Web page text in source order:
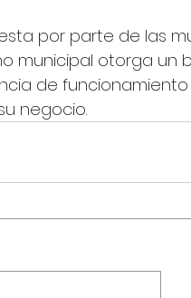
por parte de las
municipal otorga un
de
negocio.